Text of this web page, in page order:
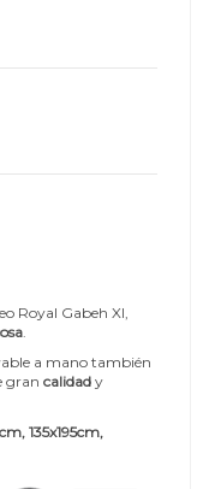
Royal Gabeh XI,
a mano también
gran calidad y
135x195cm,